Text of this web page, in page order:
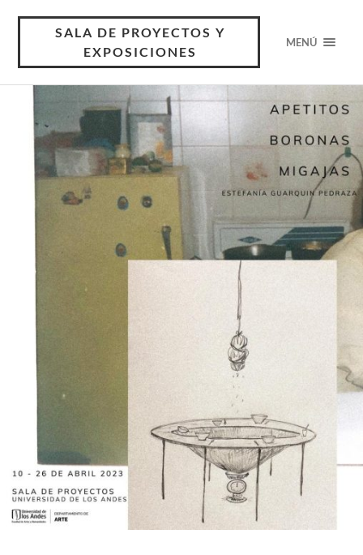
SALA DE PROYECTOS Y
EXPOSICIONES
MENÚ